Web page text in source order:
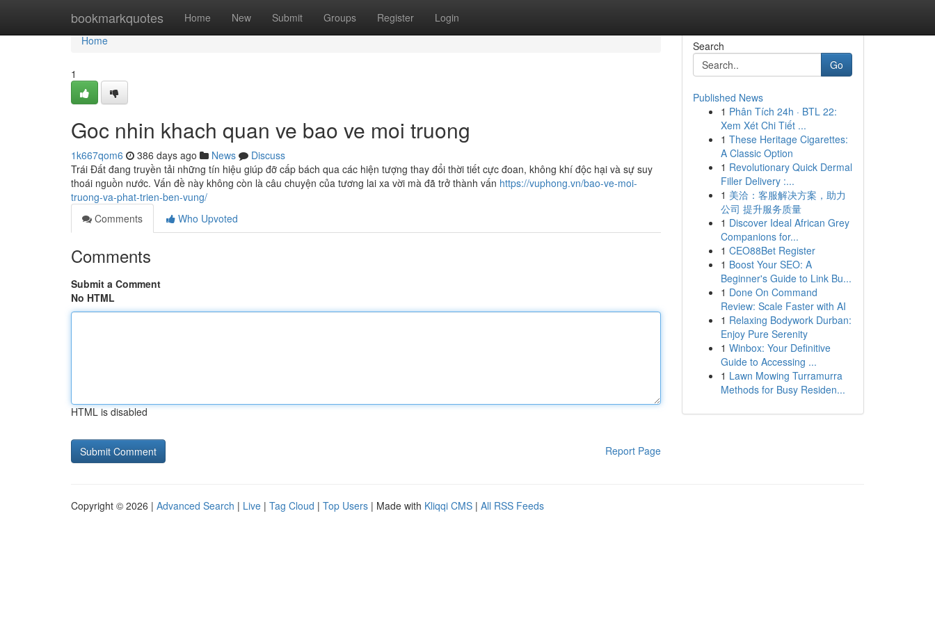
bookmarkquotes Home New Submit Groups Register Login
Home
Home
1
Goc nhin khach quan ve bao ve moi truong
1k667qom6 386 days ago News
Discuss
Trái Đất đang truyền tải những tín hiệu giúp đỡ cấp bách qua các hiện tượng thay đổi thời tiết cực đoan, không khí độc hại và sự suy
thoái nguồn nước. Vấn đề này không còn là câu chuyện của tương lai xa vời mà đã trở thành vấn https://vuphong.vn/bao-ve-moi-
truong-va-phat-trien-ben-vung/
Comments
Who Upvoted
Comments
Submit a Comment
No HTML
HTML is disabled
Report Page
Search
Go
Published News
1 Phân Tích 24h · BTL 22:
Xem Xét Chi Tiết ...
1 These Heritage Cigarettes:
A Classic Option
1 Revolutionary Quick Dermal
Filler Delivery :...
1 美洽：客服解决方案，助力
公司 提升服务质量
1 Discover Ideal African Grey
Companions for...
1 CEO88Bet Register
1 Boost Your SEO: A
Beginner's Guide to Link Bu...
1 Done On Command
Review: Scale Faster with AI
1 Relaxing Bodywork Durban:
Enjoy Pure Serenity
1 Winbox: Your Definitive
Guide to Accessing ...
1 Lawn Mowing Turramurra
Methods for Busy Residen...
Copyright © 2026 | Advanced Search | Live | Tag Cloud | Top Users | Made with Kliqqi CMS | All RSS Feeds